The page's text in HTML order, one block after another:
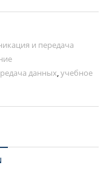
и передача
данных,учебное